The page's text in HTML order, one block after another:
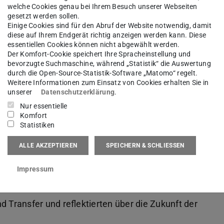
ETA
Tab geöffnet)
(wird in neuem Tab geöffnet)
eine Feier zum Anlass der 10-jährigen
aus Politik, Wissenschaft und
und Entwicklungen zurück, mit denen
des
Transfer und reflektierten über die Zukunft der
welche Cookies genau bei Ihrem Besuch unserer Webseiten
gesetzt werden sollen.
Einige Cookies sind für den Abruf der Website notwendig, damit
diese auf Ihrem Endgerät richtig anzeigen werden kann. Diese
essentiellen Cookies können nicht abgewählt werden.
Der Komfort-Cookie speichert Ihre Spracheinstellung und
bevorzugte Suchmaschine, während „Statistik“ die Auswertung
durch die Open-Source-Statistik-Software „Matomo“ regelt.
Weitere Informationen zum Einsatz von Cookies erhalten Sie in
unserer
Datenschutzerklärung.
Nur essentielle
Komfort
Statistiken
ALLE AKZEPTIEREN SPEICHERN & SCHLIESSEN
Impressum